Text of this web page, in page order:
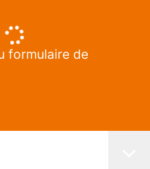
formulaire de